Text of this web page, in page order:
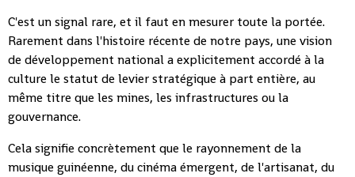
C'est un signal rare, et il faut en mesurer toute la portée.
Rarement dans l'histoire récente de notre pays, une vision
de développement national a explicitement accordé à la
culture le statut de levier stratégique à part entière, au
même titre que les mines, les infrastructures ou la
gouvernance.
Cela signifie concrètement que le rayonnement de la
musique guinéenne, du cinéma émergent, de l'artisanat, du